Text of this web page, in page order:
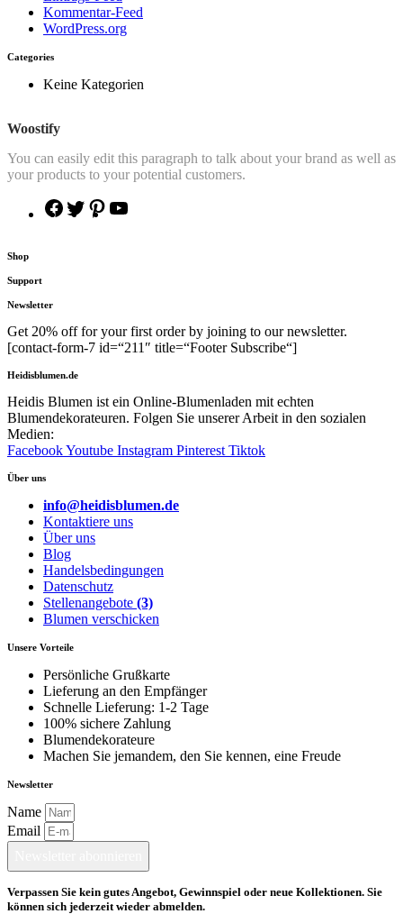
Kommentar-Feed
WordPress.org
Categories
Keine Kategorien
Woostify
You can easily edit this paragraph to talk about your brand as well as
your products to your potential customers.
Facebook
TwitterPinterest
Shop
Support
Newsletter
Get 20% off for your first order by joining to our newsletter.
[contact-form-7 id=“211″ title=“Footer Subscribe“]
Heidisblumen.de
Heidis Blumen ist ein Online-Blumenladen mit echten
Blumendekorateuren. Folgen Sie unserer Arbeit in den sozialen
Medien:
FacebookYoutube Instagram Pinterest Tiktok
Über uns
info@heidisblumen.de
Kontaktiere uns
Über uns
Blog
Handelsbedingungen
Datenschutz
Stellenangebote (3)
Blumen verschicken
Unsere Vorteile
Persönliche Grußkarte
Lieferung an den Empfänger
Schnelle Lieferung: 1-2 Tage
100% sichere Zahlung
Blumendekorateure
Machen Sie jemandem, den Sie kennen, eine Freude
Newsletter
Name
Email
Verpassen Sie kein gutes Angebot, Gewinnspiel oder neue Kollektionen. Sie
können sich jederzeit wieder abmelden.